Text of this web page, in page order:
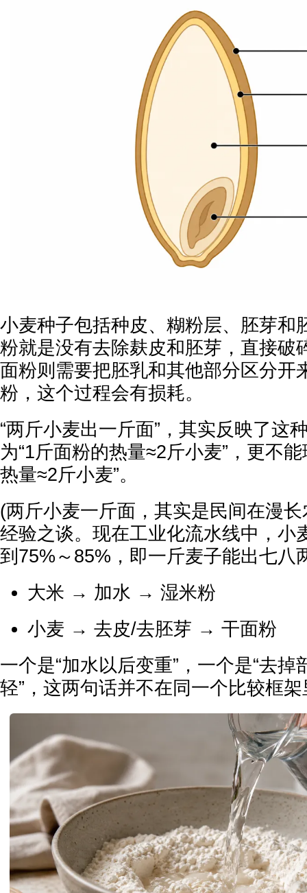
小麦种子包括种皮、糊粉层、胚芽和
粉就是没有去除麸皮和胚芽，直接破
面粉则需要把胚乳和其他部分区分开
粉，这个过程会有损耗。
“两斤小麦出一斤面”，其实反映了这
为“1斤面粉的热量≈2斤小麦”，更不
热量≈2斤小麦”。
(两斤小麦一斤面，其实是民间在漫
经验之谈。现在工业化流水线中，小
到75%～85%，即一斤麦子能出七八
大米 → 加水 → 湿米粉
小麦 → 去皮/去胚芽 → 干面粉
一个是“加水以后变重”，一个是“去掉
轻”，这两句话并不在同一个比较框架